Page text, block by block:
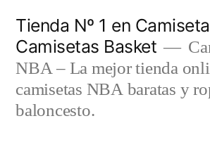
contenido
Tienda Nº 1 en
Camisetas Basket
NBA – La mejor tienda
camisetas NBA baratas y
baloncesto.